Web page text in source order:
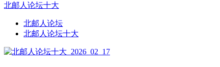
北邮人论坛十大
北邮人论坛
北邮人论坛十大